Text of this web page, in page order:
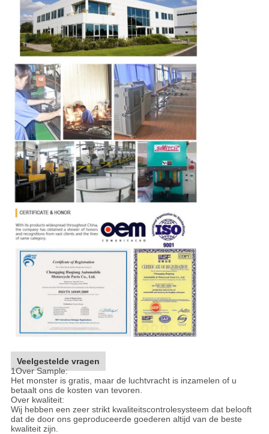
Veelgestelde vragen
1Over Sample:
Het monster is gratis, maar de luchtvracht is inzamelen of u
betaalt ons de kosten van tevoren.
Over kwaliteit:
Wij hebben een zeer strikt kwaliteitscontrolesysteem dat belooft
dat de door ons geproduceerde goederen altijd van de beste
kwaliteit zijn.